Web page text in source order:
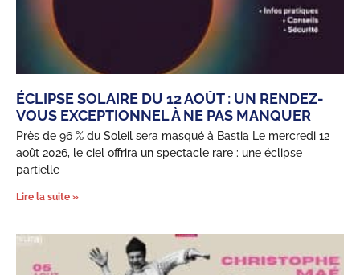
ÉCLIPSE SOLAIRE DU 12 AOÛT : UN RENDEZ-
VOUS EXCEPTIONNEL À NE PAS MANQUER
Près de 96 % du Soleil sera masqué à Bastia Le mercredi 12
août 2026, le ciel offrira un spectacle rare : une éclipse
partielle
Lire la suite »